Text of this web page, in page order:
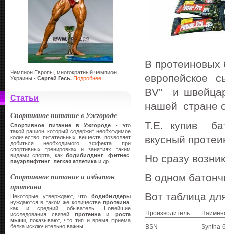
Чемпион Европы, многократный чемпион
Украины - Сергей Гесь. Подробнее.
Статьи
Спортивное питание в Ужгороде
Спортивное питание в Ужгороде - это
такой рацион, который содержит необходимое
количество питательных веществ позволяет
добиться необходимого эффекта при
спортивных тренировках и занятиях таким
видами спорта, какбодибилдинг фитнес
пауэрлифтинг легкая атлетика и др.
Спортивное питание и избыток
протеина
Некоторые утверждают, что бодибилдеры
нуждаются в таком же количестве протеина
как и средний обыватель. Новейшие
исследования связей протеина и роста
мышц показывают, что тип и время приема
белка исключительно важны.
В протеиновых
европейское
BV” и
нашей стране
Т.Е. купив
вкусный
Но сразу
В одном
Вот таблица
Производитель
BSN
Syntha-